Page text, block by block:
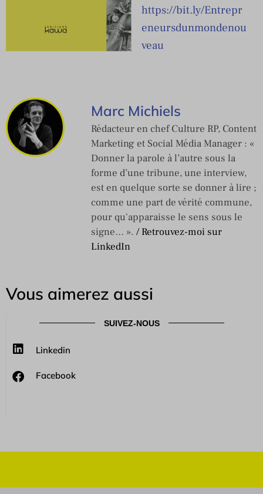
https://bit.ly/Entrepr
eneursdunmondenou
veau
Marc Michiels
Rédacteur en chef Culture RP, Content
Marketing et Social Média Manager : «
Donner la parole à l’autre sous la
forme d’une tribune, une interview,
est en quelque sorte se donner à lire ;
comme une part de vérité commune,
pour qu'apparaisse le sens sous le
signe… ». / Retrouvez-moi sur
LinkedIn
Vous aimerez aussi
SUIVEZ-NOUS
Linkedin
Facebook